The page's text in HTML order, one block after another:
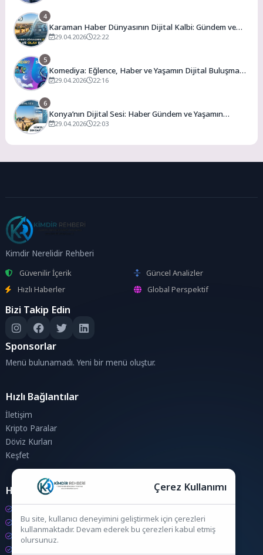
4
Karaman Haber Dünyasının Dijital Kalbi: Gündem ve
Olay
29.04.2026 22:22
5
Komediya: Eğlence, Haber ve Yaşamın Dijital Buluşma
Noktası
29.04.2026 22:16
6
Konya’nın Dijital Sesi: Haber Gündem ve Yaşamın
Merkezi
29.04.2026 22:03
Kimdir Nerelidir Rehberi
Güvenilir İçerik
Güncel Analizler
Hızlı Haberler
Global Perspektif
Bizi Takip Edin
Sponsorlar
Menü bulunamadı. Yeni bir menü oluştur.
Hızlı Bağlantılar
İletişim
Kripto Paralar
Döviz Kurları
Keşfet
Hesaplamalar
Döviz Hesaplama
KDV Hesaplama
Çerez Kullanımı
Bu site, kullanıcı deneyimini geliştirmek için çerezleri
kullanmaktadır. Devam ederek bu çerezleri kabul etmiş
olursunuz.